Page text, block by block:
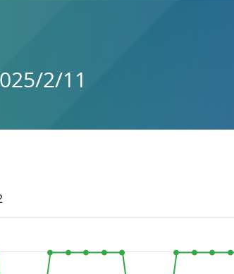
2/11